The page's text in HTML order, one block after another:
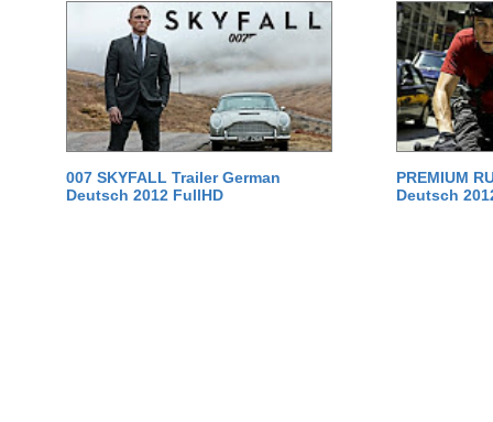
007 SKYFALL Trailer German
Deutsch 2012 FullHD
PREMIUM
Deutsch